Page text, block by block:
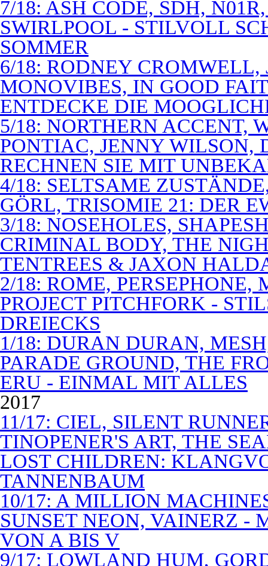
7/18: ASH CODE, SDH,
SWIRLPOOL - STILVOLL
SOMMER
6/18: RODNEY
MONOVIBES, IN GOOD
ENTDECKE DIE
5/18: NORTHERN ACCENT,
PONTIAC, JENNY WILSON,
RECHNEN SIE MIT
4/18: SELTSAME
GÖRL, TRISOMIE 21: DER
3/18: NOSEHOLES,
CRIMINAL BODY, THE
TENTREES & JAXON
2/18: ROME,
PROJECT PITCHFORK -
DREIECKS
1/18: DURAN DURAN,
PARADE GROUND, THE
ERU - EINMAL MIT ALLES
2017
11/17: CIEL, SILENT
TINOPENER'S ART, THE
LOST CHILDREN:
TANNENBAUM
10/17: A MILLION
SUNSET NEON, VAINERZ -
VON A BIS V
9/17: LOWLAND HUM,